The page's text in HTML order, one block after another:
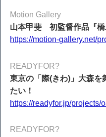
Motion Gallery
山本甲斐 初監督作品『橋
https://motion-gallery.net/
READYFOR?
東京の「際(きわ)」大森を
たい！
https://readyfor.jp/projects/
READYFOR?